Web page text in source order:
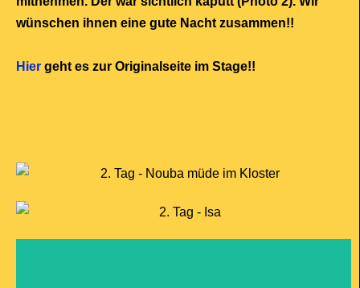
wünschen ihnen eine gute Nacht zusammen!!
Hier geht es zur Originalseite im Stage!!